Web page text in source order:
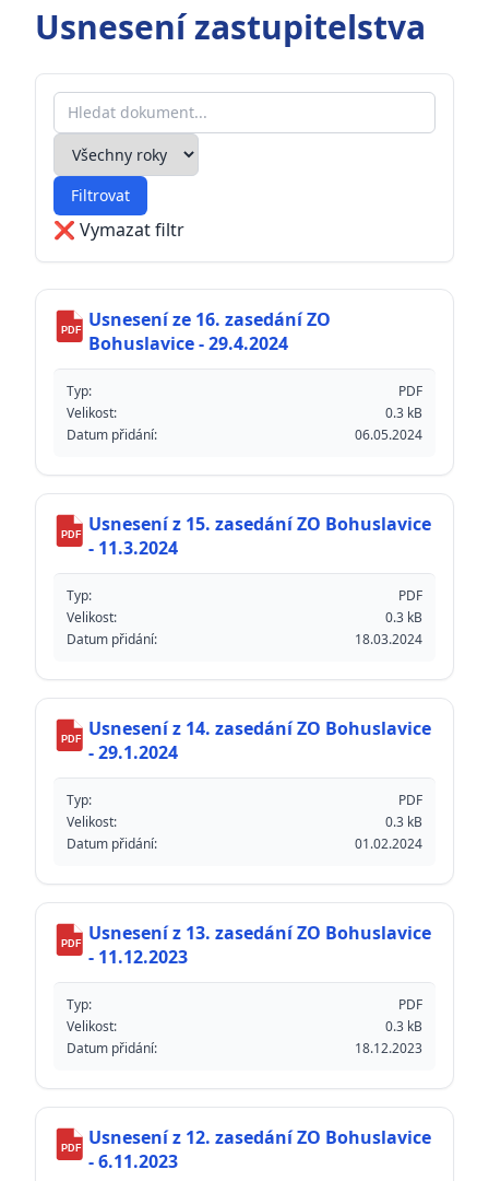
Usnesení zastupitelstva
Hledat dokument
Filtrovat podle roku
Filtrovat
❌ Vymazat filtr
PDF
Usnesení ze 16. zasedání ZO
Bohuslavice - 29.4.2024
Typ:
PDF
Velikost:
0.3 kB
Datum přidání:
06.05.2024
PDF
Usnesení z 15. zasedání ZO Bohuslavice
- 11.3.2024
Typ:
PDF
Velikost:
0.3 kB
Datum přidání:
18.03.2024
PDF
Usnesení z 14. zasedání ZO Bohuslavice
- 29.1.2024
Typ:
PDF
Velikost:
0.3 kB
Datum přidání:
01.02.2024
PDF
Usnesení z 13. zasedání ZO Bohuslavice
- 11.12.2023
Typ:
PDF
Velikost:
0.3 kB
Datum přidání:
18.12.2023
PDF
Usnesení z 12. zasedání ZO Bohuslavice
- 6.11.2023